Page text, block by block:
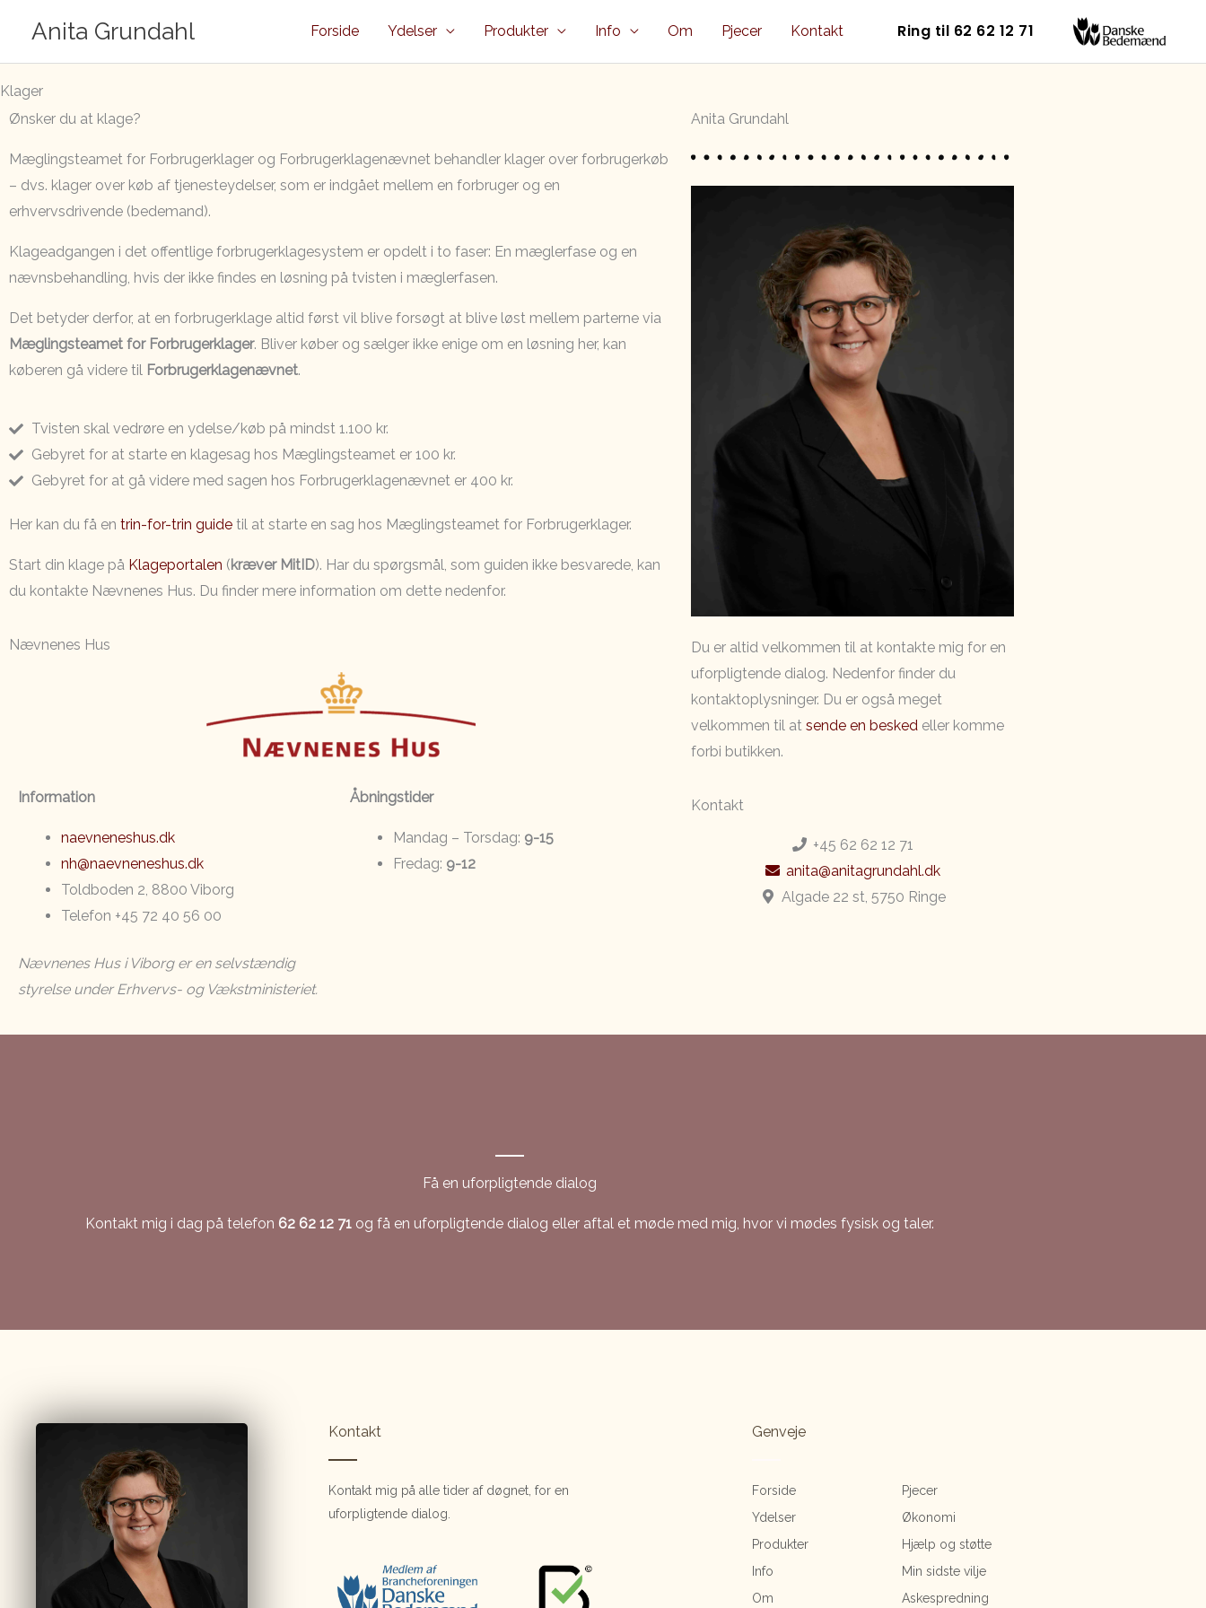
indholdet
Anita Grundahl Forside Ydelser Produkter Info Om Pjecer Kontakt Ring til 62 62 12 71
Klager
Ønsker du at klage?
Mæglingsteamet for Forbrugerklager og Forbrugerklagenævnet behandler klager over forbrugerkøb
– dvs. klager over køb af tjenesteydelser, som er indgået mellem en forbruger og en
erhvervsdrivende (bedemand).
Klageadgangen i det offentlige forbrugerklagesystem er opdelt i to faser: En mæglerfase og en
nævnsbehandling, hvis der ikke findes en løsning på tvisten i mæglerfasen.
Det betyder derfor, at en forbrugerklage altid først vil blive forsøgt at blive løst mellem parterne via
Mæglingsteamet for Forbrugerklager. Bliver køber og sælger ikke enige om en løsning her, kan
køberen gå videre til Forbrugerklagenævnet.
Tvisten skal vedrøre en ydelse/køb på mindst 1.100 kr.
Gebyret for at starte en klagesag hos Mæglingsteamet er 100 kr.
Gebyret for at gå videre med sagen hos Forbrugerklagenævnet er 400 kr.
Her kan du få en trin-for-trin guide til at starte en sag hos Mæglingsteamet for Forbrugerklager.
Start din klage på Klageportalen (kræver MitID). Har du spørgsmål, som guiden ikke besvarede, kan
du kontakte Nævnenes Hus. Du finder mere information om dette nedenfor.
Nævnenes Hus
Information
naevneneshus.dk
nh@naevneneshus.dk
Toldboden 2, 8800 Viborg
Telefon +45 72 40 56 00
Nævnenes Hus i Viborg er en selvstændig
styrelse under Erhvervs- og Vækstministeriet.
Åbningstider
Mandag – Torsdag: 9-15
Fredag: 9-12
Anita Grundahl
Du er altid velkommen til at kontakte mig for en
uforpligtende dialog. Nedenfor finder du
kontaktoplysninger. Du er også meget
velkommen til at sende en beskedeller komme
forbi butikken.
Kontakt
+45 62 62 12 71
anita@anitagrundahl.dk
Algade 22 st, 5750 Ringe
Få en uforpligtende dialog
Kontakt mig i dag på telefon 62 62 12 71 og få en uforpligtende dialog eller aftal et møde med mig, hvor vi mødes fysisk og taler.
Kontakt
Kontakt mig på alle tider af døgnet, for en
uforpligtende dialog.
Genveje
Forside
Ydelser
Produkter
Info
Om
Pjecer
Økonomi
Hjælp og støtte
Min sidste vilje
Askespredning